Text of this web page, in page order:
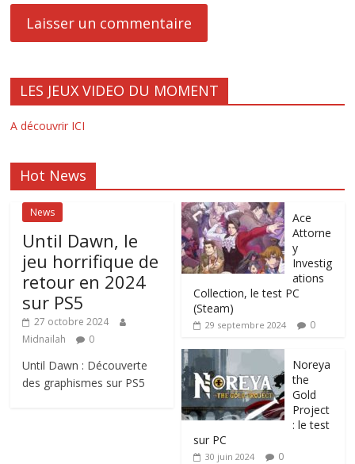
LES JEUX VIDEO DU MOMENT
A découvrir ICI
Hot News
News
Until Dawn, le
jeu horrifique de
retour en 2024
sur PS5
27 octobre 2024
Midnailah
0
Until Dawn : Découverte
des graphismes sur PS5
Ace
Attorne
y
Investig
ations
Collection, le test PC
(Steam)
29 septembre 2024 0
Noreya
the
Gold
Project
: le test
sur PC
30 juin 2024 0